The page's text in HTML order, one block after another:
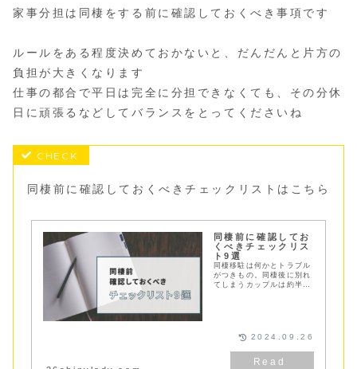
家事分担は同棲をする前に確認しておくべき事項です
ルールをある程度決めておかないと、だんだんと片方の
負担が大きくなります
仕事の都合で平日は完全に分担できなくても、その分休
日に頑張るなどしてバランスをとってくださいね
同棲前に確認しておくべきチェックリストはこちら
同棲前に確認してお
くべきチェックリス
ト9選
同棲移駐は何かとトラブル
がつきもの。同棲後に別れ
てしまうカップルは約半
2024.09.26